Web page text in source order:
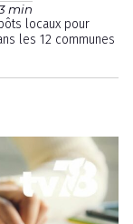
min
locaux pour
les 12 communes